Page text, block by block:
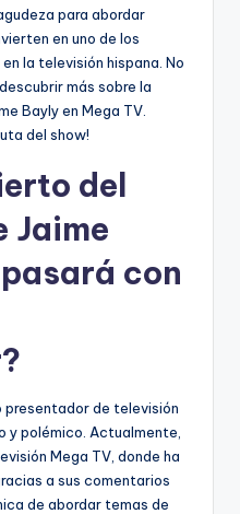
para abordar
en uno de los
la televisión hispana. No
más sobre la
Bayly en Mega TV.
del show!
del
Jaime
con
presentador de televisión
polémico. Actualmente,
Mega TV, donde ha
a sus comentarios
de abordar temas de